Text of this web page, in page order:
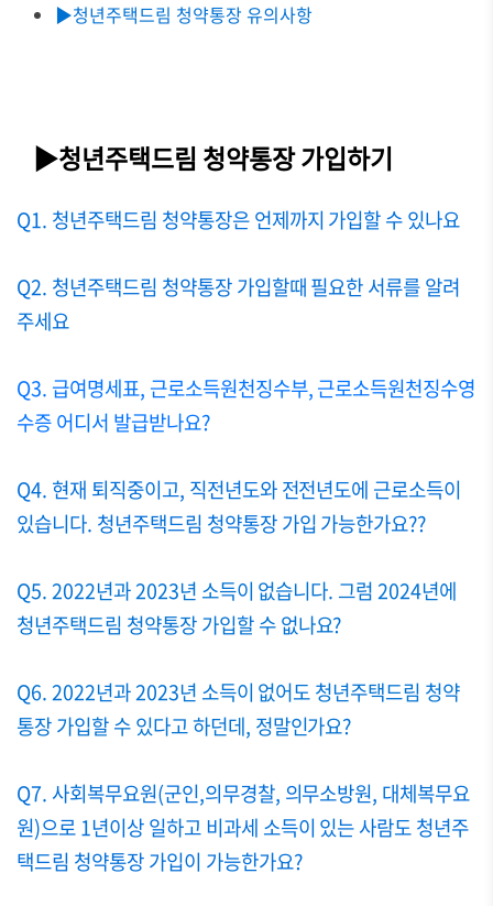
▶청년주택드림 청약통장 유의사항
▶청년주택드림 청약통장 가입하기
Q1. 청년주택드림 청약통장은 언제까지 가입할 수 있나요
Q2. 청년주택드림 청약통장 가입할때 필요한 서류를 알려
주세요
Q3. 급여명세표, 근로소득원천징수부, 근로소득원천징수영
수증 어디서 발급받나요?
Q4. 현재 퇴직중이고, 직전년도와 전전년도에 근로소득이
있습니다. 청년주택드림 청약통장 가입 가능한가요??
Q5. 2022년과 2023년 소득이 없습니다. 그럼 2024년에
청년주택드림 청약통장 가입할 수 없나요?
Q6. 2022년과 2023년 소득이 없어도 청년주택드림 청약
통장 가입할 수 있다고 하던데, 정말인가요?
Q7. 사회복무요원(군인,의무경찰, 의무소방원, 대체복무요
원)으로 1년이상 일하고 비과세 소득이 있는 사람도 청년주
택드림 청약통장 가입이 가능한가요?